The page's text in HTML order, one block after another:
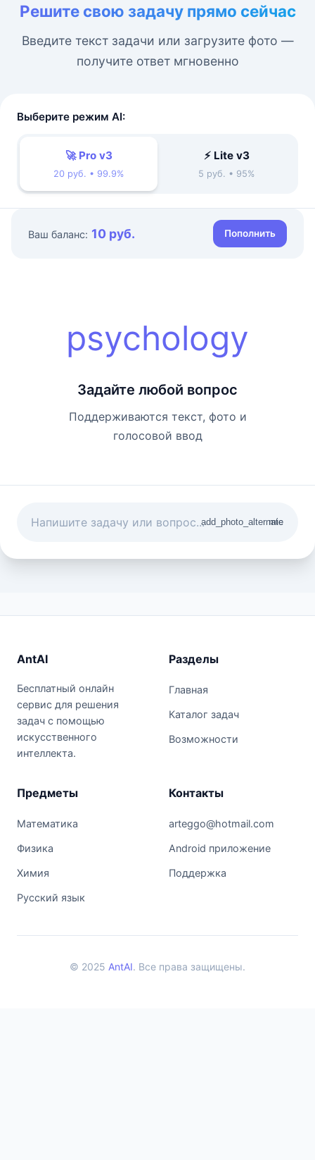
Решите свою задачу прямо сейчас
Введите текст задачи или загрузите фото —
получите ответ мгновенно
Выберите режим AI:
🚀 Pro v3
20 руб. • 99.9%
⚡ Lite v3
5 руб. • 95%
Ваш баланс: 10 руб. Пополнить
psychology
Задайте любой вопрос
Поддерживаются текст, фото и
голосовой ввод
add_photo_alternate
mic
AntAI
Бесплатный онлайн
сервис для решения
задач с помощью
искусственного
интеллекта.
Разделы
Главная
Каталог задач
Возможности
Предметы
Математика
Физика
Химия
Русский язык
Контакты
arteggo@hotmail.com
Android приложение
Поддержка
© 2025 AntAI. Все права защищены.